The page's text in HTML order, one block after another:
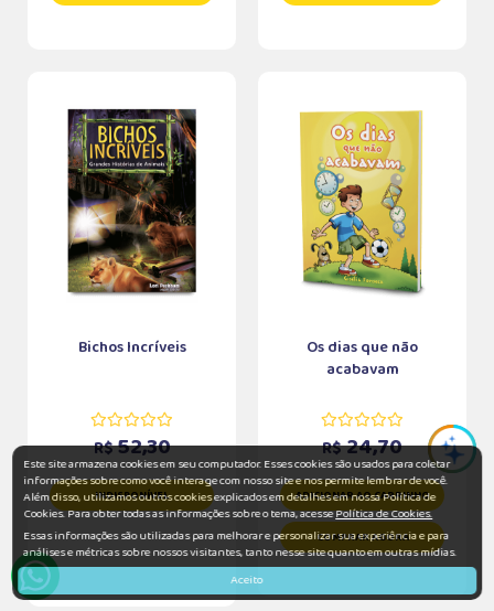
Bichos Incríveis
R$52,30
INDISPONÍVEL
Os dias que não
acabavam
R$24,70
ADICIONAR AO CARRINHO
COMPRAR AGORA
Este site armazena cookies em seu computador. Esses cookies são usados para coletar
informações sobre como você interage com nosso site e nos permite lembrar de você.
Além disso, utilizamos outros cookies explicados em detalhes em nossa Política de
Cookies. Para obter todas as informações sobre o tema, acessePolítica de Cookies.
Essas informações são utilizadas para melhorar e personalizar sua experiência e para
análises e métricas sobre nossos visitantes, tanto nesse site quanto em outras mídias.
Aceito